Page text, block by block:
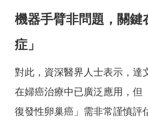
機器手臂非問題，關鍵
症」
對此，資深醫界人士表示，達
在婦癌治療中已廣泛應用，但
復發性卵巢癌」需非常謹慎評